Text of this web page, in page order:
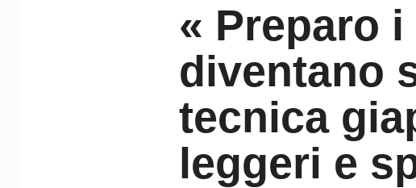
« Preparo
diventano
tecnica
leggeri e